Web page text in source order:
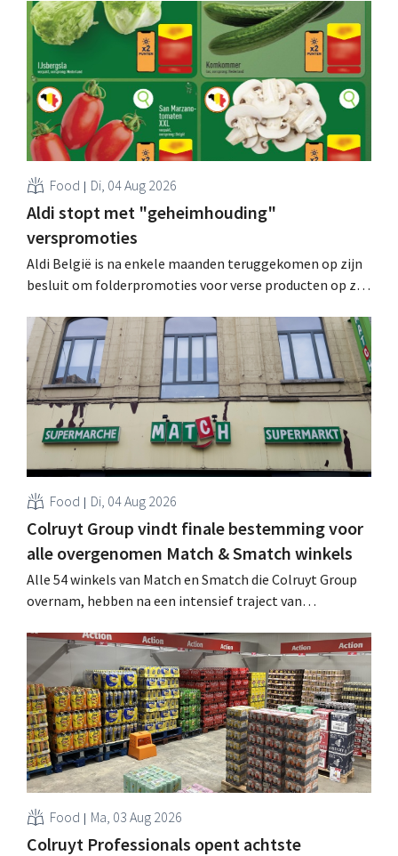
Food Di, 04 Aug 2026
Aldi stopt met "geheimhouding"
verspromoties
Aldi België is na enkele maanden teruggekomen op zijn
besluit om folderpromoties voor verse producten op zijn
werking treden: "Onze klanten willen goed
geïnformeerd worden." .
Food Di, 04 Aug 2026
Colruyt Group vindt finale bestemming voor
alle overgenomen Match & Smatch winkels
Alle 54 winkels van Match en Smatch die Colruyt Group
overnam, hebben na een intensief traject van
Al is die bestemming voor sommige panden een sluiting.
Food Ma, 03 Aug 2026
Colruyt Professionals opent achtste